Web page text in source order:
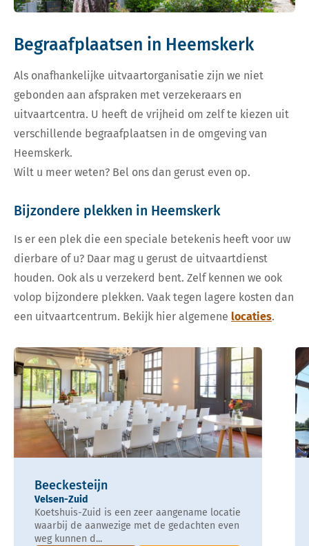
Begraafplaatsen in Heemskerk
Als onafhankelijke uitvaartorganisatie zijn we niet
gebonden aan afspraken met verzekeraars en
uitvaartcentra. U heeft de vrijheid om zelf te kiezen uit
verschillende begraafplaatsen in de omgeving van
Heemskerk.
Wilt u meer weten? Bel ons dan gerust even op.
Bijzondere plekken in Heemskerk
Is er een plek die een speciale betekenis heeft voor uw
dierbare of u? Daar mag u gerust de uitvaartdienst
houden. Ook als u verzekerd bent. Zelf kennen we ook
volop bijzondere plekken. Vaak tegen lagere kosten dan
een uitvaartcentrum. Bekijk hier algemene locaties.
Beeckesteijn
Velsen-Zuid
Koetshuis-Zuid is een zeer aangename locatie
waarbij de aanwezige met de gedachten even
weg kunnen d...